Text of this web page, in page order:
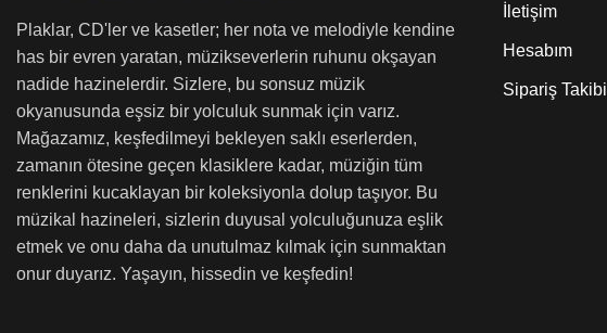
Plaklar, CD'ler ve kasetler; her nota ve melodiyle kendine
has bir evren yaratan, müzikseverlerin ruhunu okşayan
nadide hazinelerdir. Sizlere, bu sonsuz müzik
okyanusunda eşsiz bir yolculuk sunmak için varız.
Mağazamız, keşfedilmeyi bekleyen saklı eserlerden,
zamanın ötesine geçen klasiklere kadar, müziğin tüm
renklerini kucaklayan bir koleksiyonla dolup taşıyor. Bu
müzikal hazineleri, sizlerin duyusal yolculuğunuza eşlik
etmek ve onu daha da unutulmaz kılmak için sunmaktan
onur duyarız. Yaşayın, hissedin ve keşfedin!
İletişim
Hesabım
Sipariş Takibi